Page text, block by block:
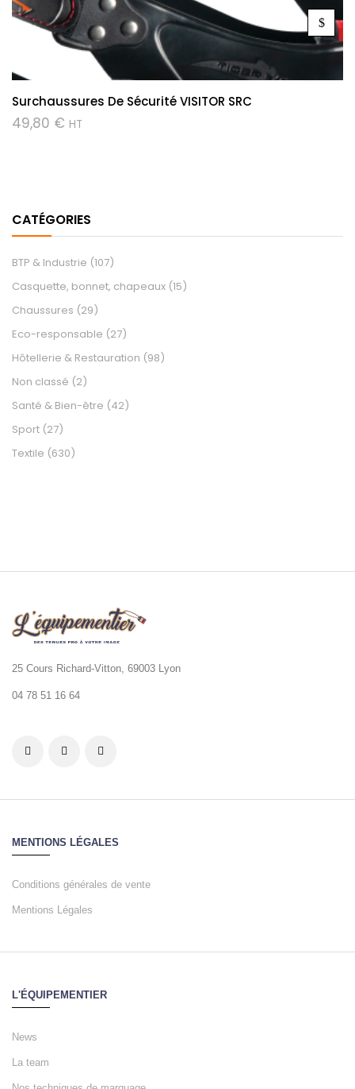
CATÉGORIES
BTP & Industrie (107)
Casquette, bonnet, chapeaux (15)
Chaussures (29)
Eco-responsable (27)
Hôtellerie & Restauration (98)
Non classé (2)
Santé & Bien-être (42)
Sport (27)
Textile (630)
Surchaussures De Sécurité VISITOR SRC
49,80 € HT
25 Cours Richard-Vitton, 69003 Lyon
04 78 51 16 64
MENTIONS LÉGALES
Conditions générales de vente
Mentions Légales
L'ÉQUIPEMENTIER
News
La team